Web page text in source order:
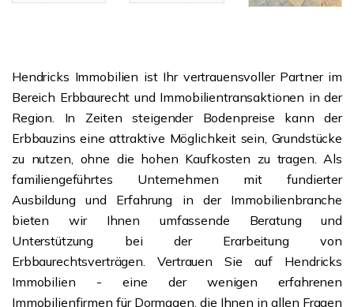
Hendricks Immobilien ist Ihr vertrauensvoller Partner im
Bereich Erbbaurecht und Immobilientransaktionen in der
Region. In Zeiten steigender Bodenpreise kann der
Erbbauzins eine attraktive Möglichkeit sein, Grundstücke
zu nutzen, ohne die hohen Kaufkosten zu tragen. Als
familiengeführtes Unternehmen mit fundierter
Ausbildung und Erfahrung in der Immobilienbranche
bieten wir Ihnen umfassende Beratung und
Unterstützung bei der Erarbeitung von
Erbbaurechtsverträgen. Vertrauen Sie auf Hendricks
Immobilien - eine der wenigen erfahrenen
Immobilienfirmen für Dormagen , die Ihnen in allen Fragen